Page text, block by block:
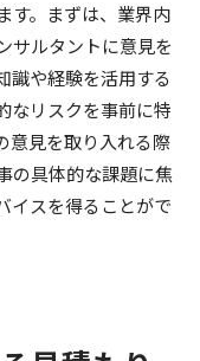
す。まずは、業界内
サルタントに意見を
識や経験を活用する
なリスクを事前に特
意見を取り入れる際
の具体的な課題に焦
イスを得ることがで